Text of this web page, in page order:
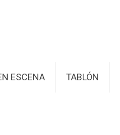
ESCENA TABLÓN